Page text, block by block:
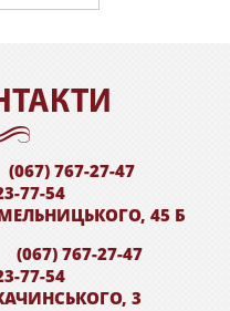
(067) 767-27-47
77-54
45 Б
(067) 767-27-47
77-54
3